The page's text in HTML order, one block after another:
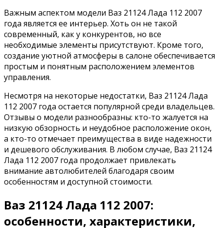
Важным аспектом модели Ваз 21124 Лада 112 2007
года является ее интерьер. Хоть он не такой
современный, как у конкурентов, но все
необходимые элементы присутствуют. Кроме того,
создание уютной атмосферы в салоне обеспечивается
простым и понятным расположением элементов
управления.
Несмотря на некоторые недостатки, Ваз 21124 Лада
112 2007 года остается популярной среди владельцев.
Отзывы о модели разнообразны: кто-то жалуется на
низкую обзорность и неудобное расположение окон,
а кто-то отмечает преимущества в виде надежности
и дешевого обслуживания. В любом случае, Ваз 21124
Лада 112 2007 года продолжает привлекать
внимание автолюбителей благодаря своим
особенностям и доступной стоимости.
Ваз 21124 Лада 112 2007:
особенности, характеристики,